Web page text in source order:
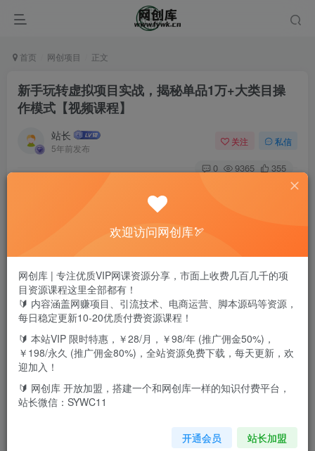
首页 网创项目 正文
新手玩转虚拟项目实战，揭秘单品1万+大类目操
作模式【视频课程】
站长
5年前发布
关注 私信
0 9365 355
快速起店。
付费资源
欢迎访问网创库🏹
网创库 | 专注优质VIP网课资源分享，市面上收费几百几千的项
目资源课程这里全部都有！
🔰 内容涵盖网赚项目、引流技术、电商运营、脚本源码等资源，
每日稳定更新10-20优质付费资源课程！
🔰 本站VIP 限时特惠，￥28/月，￥98/年 (推广佣金50%)，
￥198/永久 (推广佣金80%)，全站资源免费下载，每天更新，欢
迎加入！
🔰 网创库 开放加盟，搭建一个和网创库一样的知识付费平台，
站长微信：SYWC11
开通会员 站长加盟